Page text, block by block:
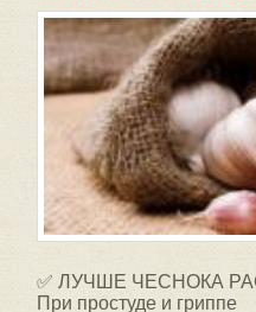
✅ ЛУЧШЕ ЧЕСНОКА
При простуде и гриппе